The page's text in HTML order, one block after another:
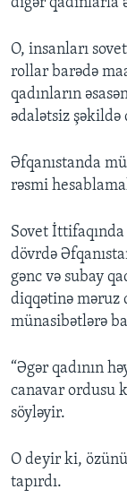
O, insanları
rollar barədə
qadınların
ədalətsiz şəkildə
Əfqanıstanda
rəsmi
Sovet İttifaqında
dövrdə
gənc və subay
diqqətinə məruz
münasibətlərə
“Əgər qadının
canavar ordusu
söyləyir.
O deyir ki,
tapırdı.